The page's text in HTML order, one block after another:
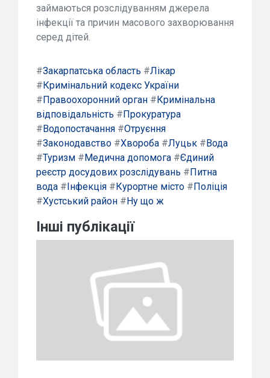
займаються розслідуванням джерела
інфекції та причин масового захворювання
серед дітей.
#Закарпатська область #Лікар
# Кримінальний кодекс України
# Правоохоронний орган # Кримінальна
відповідальність # Прокуратура
# Водопостачання #Отруєння
#Законодавство #Хвороба #Луцьк # Вода
#Туризм # Медична допомога #Єдиний
реєстр досудових розслідувань # Питна
вода # Інфекція # Курортне місто # Поліція
#Хустський район # Ну що ж
Інші публікації